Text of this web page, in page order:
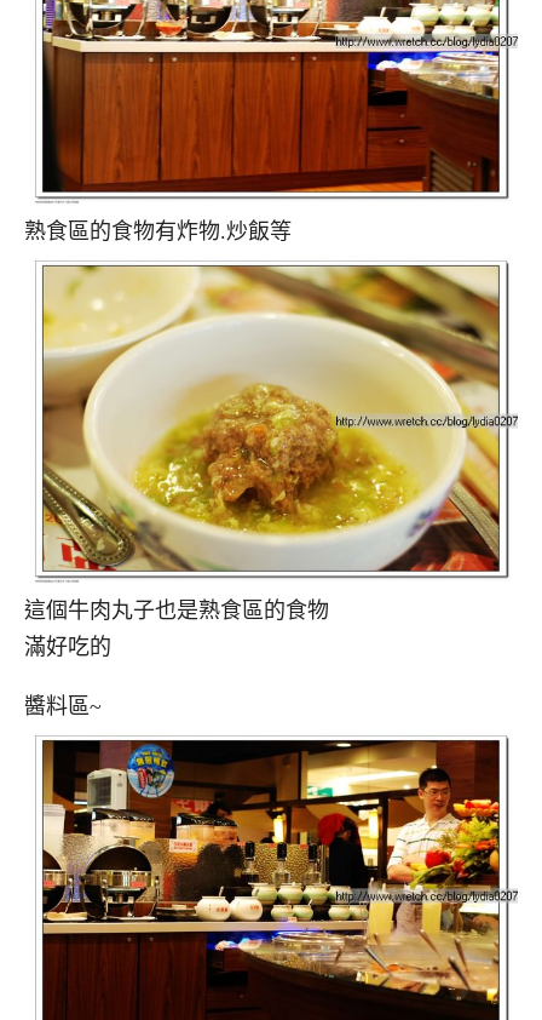
熟食區的食物有炸物.炒飯等
這個牛肉丸子也是熟食區的食物
滿好吃的
醬料區~